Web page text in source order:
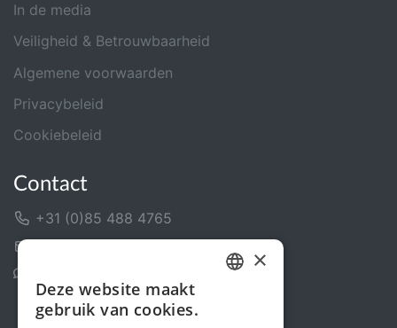
In de media
Veiligheid & Betrouwbaarheid
Algemene voorwaarden
Privacybeleid
Cookiebeleid
Contact
+31 (0)85 488 4765
×
Deze website maakt
gebruik van cookies.